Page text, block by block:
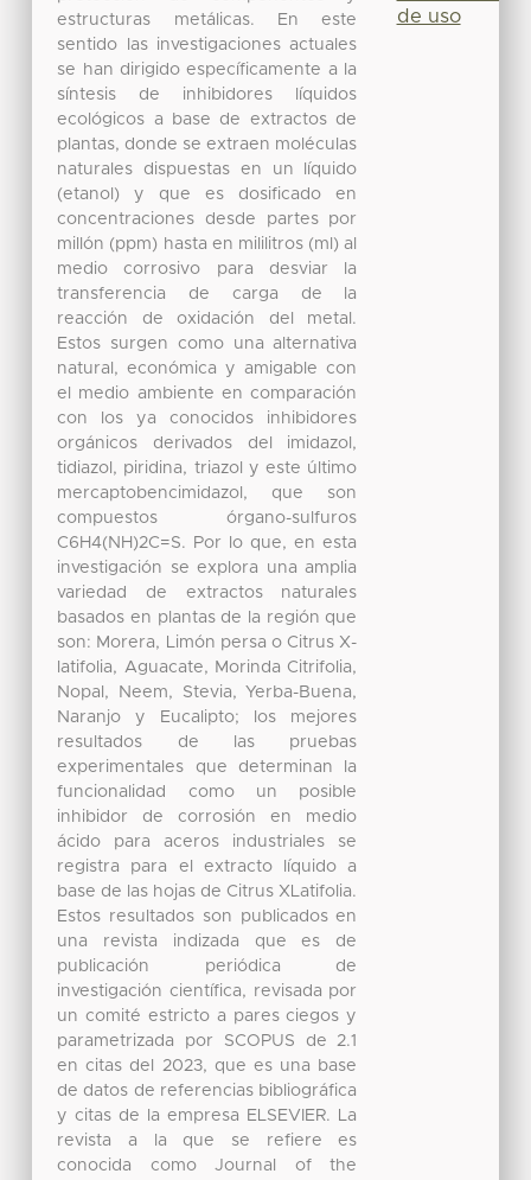
estructuras metálicas. En este
sentido las investigaciones actuales
se han dirigido específicamente a la
síntesis de inhibidores líquidos
ecológicos a base de extractos de
plantas, donde se extraen moléculas
naturales dispuestas en un líquido
(etanol) y que es dosificado en
concentraciones desde partes por
millón (ppm) hasta en mililitros (ml) al
medio corrosivo para desviar la
transferencia de carga de la
reacción de oxidación del metal.
Estos surgen como una alternativa
natural, económica y amigable con
el medio ambiente en comparación
con los ya conocidos inhibidores
orgánicos derivados del imidazol,
tidiazol, piridina, triazol y este último
mercaptobencimidazol, que son
compuestos órgano-sulfuros
C6H4(NH)2C=S. Por lo que, en esta
investigación se explora una amplia
variedad de extractos naturales
basados en plantas de la región que
son: Morera, Limón persa o Citrus X-
latifolia, Aguacate, Morinda Citrifolia,
Nopal, Neem, Stevia, Yerba-Buena,
Naranjo y Eucalipto; los mejores
resultados de las pruebas
experimentales que determinan la
funcionalidad como un posible
inhibidor de corrosión en medio
ácido para aceros industriales se
registra para el extracto líquido a
base de las hojas de Citrus XLatifolia.
Estos resultados son publicados en
una revista indizada que es de
publicación periódica de
investigación científica, revisada por
un comité estricto a pares ciegos y
parametrizada por SCOPUS de 2.1
en citas del 2023, que es una base
de datos de referencias bibliográfica
y citas de la empresa ELSEVIER. La
revista a la que se refiere es
conocida como Journal of the
de uso